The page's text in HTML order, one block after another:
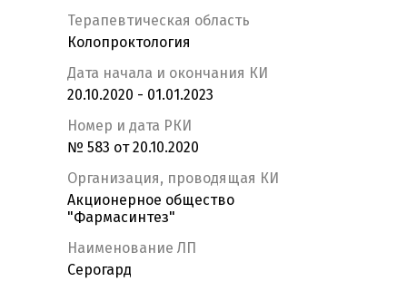
Терапевтическая область
Колопроктология
Дата начала и окончания КИ
20.10.2020 - 01.01.2023
Номер и дата РКИ
№ 583 от 20.10.2020
Организация, проводящая КИ
Акционерное общество
"Фармасинтез"
Наименование ЛП
Серогард